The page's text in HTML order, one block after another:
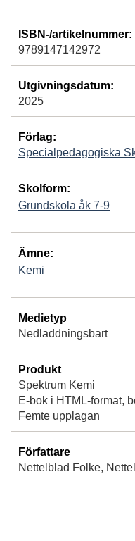
ISBN-/artikelnummer:
9789147142972
Utgivningsdatum:
2025
Förlag:
Specialpedagogiska
Skolform:
Grundskola åk 7-9
Ämne:
Kemi
Medietyp
Nedladdningsbart
Produkt
Spektrum Kemi
E-bok i HTML-format,
Femte upplagan
Författare
Nettelblad Folke,